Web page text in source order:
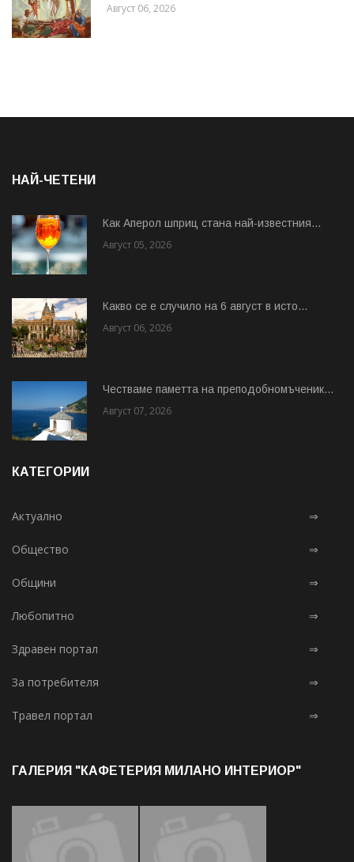
Август 06, 2026
НАЙ-ЧЕТЕНИ
Как Аперол шприц стана най-известния...
Август 05, 2026
Какво се е случило на 6 август в исто...
Август 06, 2026
Честваме паметта на преподобномъченик...
Август 07, 2026
КАТЕГОРИИ
Актуално ⇒
Общество ⇒
Общини ⇒
Любопитно ⇒
Здравен портал ⇒
За потребителя ⇒
Травел портал ⇒
ГАЛЕРИЯ "КАФЕТЕРИЯ МИЛАНО ИНТЕРИОР"